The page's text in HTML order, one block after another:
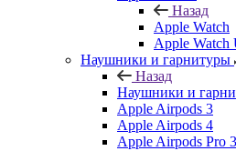
Назад
Apple Watch
Apple Watch
Наушники и гарнитуры
Назад
Наушники и
Apple Airpods 3
Apple Airpods 4
Apple Airpods Pro 3